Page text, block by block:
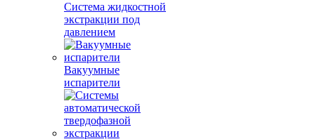
Система жидкостной
экстракции под
давлением
Вакуумные
испарители